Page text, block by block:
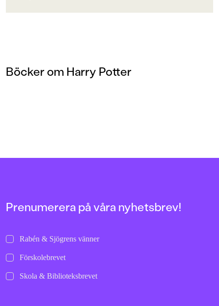
Böcker om Harry Potter
Prenumerera på våra nyhetsbrev!
Rabén & Sjögrens vänner
Förskolebrevet
Skola & Biblioteksbrevet